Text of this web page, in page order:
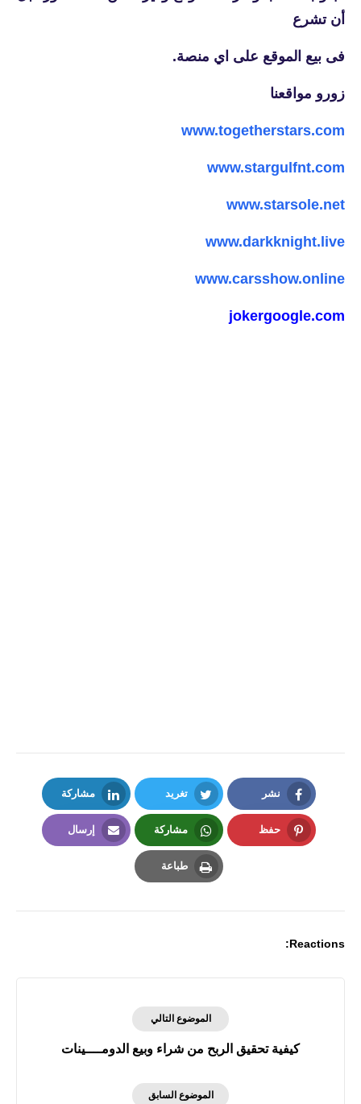
أن تشرع
فى بيع الموقع على اي منصة.
زورو مواقعنا
www.togetherstars.com
www.stargulfnt.com
www.starsole.net
www.darkknight.live
www.carsshow.online
jokergoogle.com
نشر
Facebook
تغريد
Twitter
مشاركة
LinkedIn
حفظ مشاركة
Whatsapp
إرسال
طباعة
Reactions:
الموضوع التالي
كيفية تحقيق الربح من شراء وبيع الدومــــينات
الموضوع السابق